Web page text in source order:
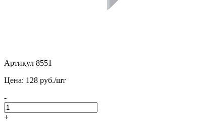
Артикул 8551
Цена: 128 pуб./шт
-
+